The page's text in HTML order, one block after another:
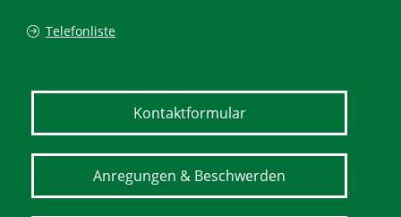
Telefonliste
Kontaktformular
Anregungen & Beschwerden